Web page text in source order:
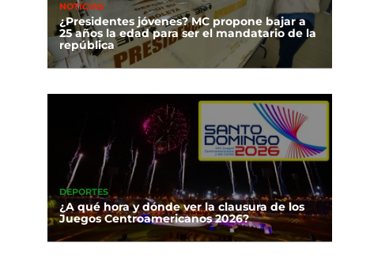
NOTICIAS
¿Presidentes jóvenes? MC propone bajar a
25 años la edad para ser el mandatario de la
república
DEPORTES
¿A qué hora y dónde ver la clausura de los
Juegos Centroamericanos 2026?